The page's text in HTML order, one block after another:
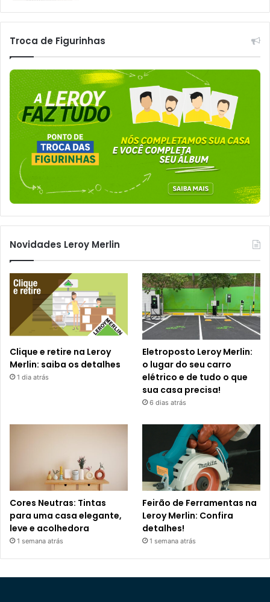
Troca de Figurinhas
Novidades Leroy Merlin
Clique e retire na Leroy
Merlin: saiba os detalhes
1 dia atrás
Eletroposto Leroy Merlin:
o lugar do seu carro
elétrico e de tudo o que
sua casa precisa!
6 dias atrás
Cores Neutras: Tintas
para uma casa elegante,
leve e acolhedora
1 semana atrás
Feirão de Ferramentas na
Leroy Merlin: Confira
detalhes!
1 semana atrás